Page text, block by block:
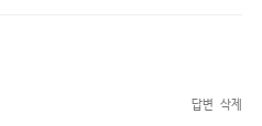
답변 삭제